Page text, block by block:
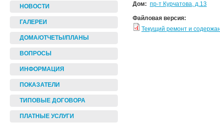
НОВОСТИ
ГАЛЕРЕИ
ДОМА/ОТЧЕТЫ/ПЛАНЫ
ВОПРОСЫ
ИНФОРМАЦИЯ
ПОКАЗАТЕЛИ
ТИПОВЫЕ ДОГОВОРА
ПЛАТНЫЕ УСЛУГИ
Дом: пр-т Курчатова, д.13
Файловая версия:
Текущий ремонт и